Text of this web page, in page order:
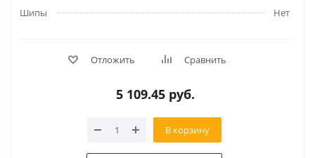
Шипы
Нет
Отложить Сравнить
5 109.45руб.
В корзину